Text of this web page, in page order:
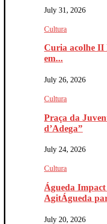
July 31, 2026
Cultura
Curia acolhe
em...
July 26, 2026
Cultura
Praça da
d’Adega”
July 24, 2026
Cultura
Águeda
AgitÁgueda
July 20, 2026